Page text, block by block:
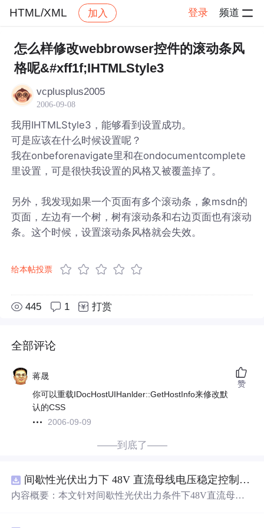
HTML/XML 加入 登录 频道
社区 HTML/XML 帖子详情
怎么样修改webbrowser控件的滚动条风
格呢&#xff1f;IHTMLStyle3
vcplusplus2005
2006-09-08
我用IHTMLStyle3，能够看到设置成功。
可是应该在什么时候设置呢？
我在onbeforenavigate里和在ondocumentcomplete
里设置，可是很快我设置的风格又被覆盖掉了。
另外，我发现如果一个页面有多个滚动条，象msdn的
页面，左边有一个树，树有滚动条和右边页面也有滚动
条。这个时候，设置滚动条风格就会失效。
给本帖投票
445 1 打赏
全部评论
蒋晟
你可以重载IDocHostUIHanlder::GetHostInfo来修改默
认的CSS
2006-09-09
赞
——到底了——
间歇性光伏出力下 48V 直流母线电压稳定控制及储能双向充放电闭环调控体系研究（Simulink仿真实现）
内容概要：本文针对间歇性光伏出力条件下48V直流母线